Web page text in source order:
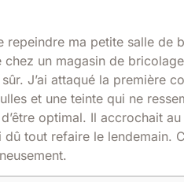
repeindre ma petite salle de
un magasin de
J’ai attaqué la première
et une teinte qui ne
optimal. Il accrochait
dû tout refaire le lendemain.